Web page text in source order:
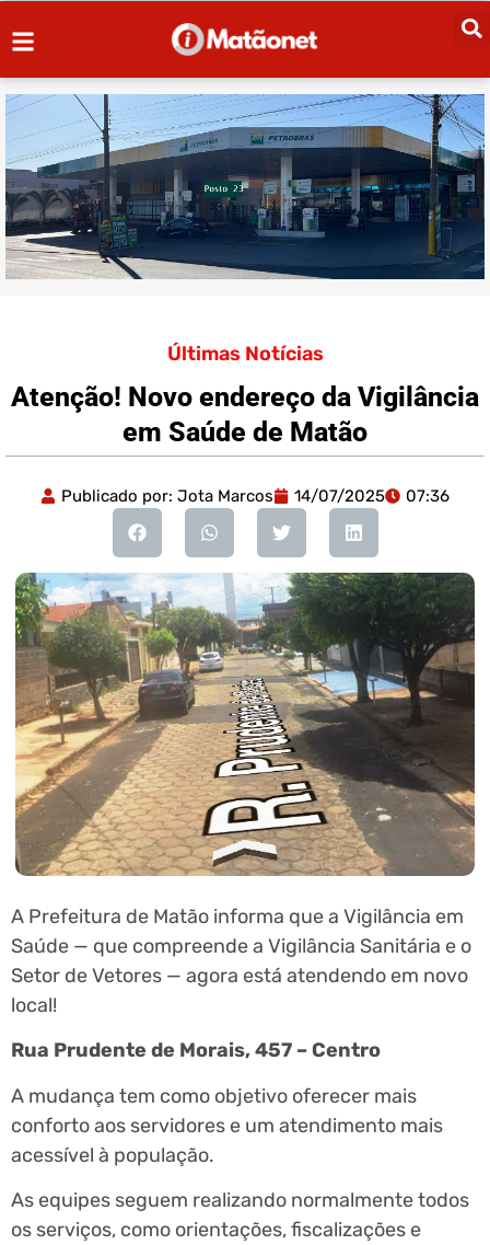
Últimas Notícias
Atenção! Novo endereço da Vigilância
em Saúde de Matão
Publicado por: Jota Marcos 14/07/2025 07:36
A Prefeitura de Matão informa que a Vigilância em
Saúde — que compreende a Vigilância Sanitária e o
Setor de Vetores — agora está atendendo em novo
local!
Rua Prudente de Morais, 457 – Centro
A mudança tem como objetivo oferecer mais
conforto aos servidores e um atendimento mais
acessível à população.
As equipes seguem realizando normalmente todos
os serviços, como orientações, fiscalizações e